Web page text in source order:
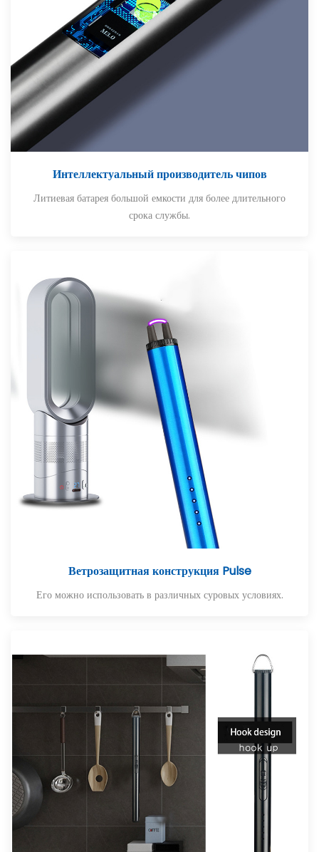
Интеллектуальный производитель чипов
Литиевая батарея большой емкости для более длительного
срока службы.
Ветрозащитная конструкция Pulse
Его можно использовать в различных суровых условиях.